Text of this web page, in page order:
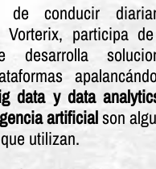
conducir
Vorterix, participa de
desarrolla
data y data
artificialson
utilizan.